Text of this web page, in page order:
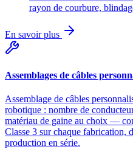
rayon de courbure,
En savoir plus
Assemblages de câbles
Assemblage de câbles
robotique : nombre de
matériau de gaine au choix —
Classe 3 sur chaque fabrication,
production en série.